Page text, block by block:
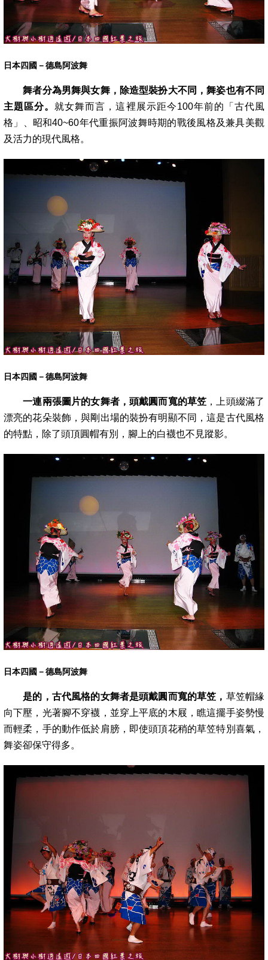
日本四國－德島阿波舞
舞者分為男舞與女舞，除造型裝扮大不同，舞姿也有不同
主題區分。 就女舞而言，這裡展示距今100年前的「古代風
格」、昭和40~60年代重振阿波舞時期的戰後風格及兼具美觀
及活力的現代風格。
日本四國－德島阿波舞
一連兩張圖片的女舞者，頭戴圓而寬的草笠 ，上頭綴滿了
漂亮的花朵裝飾，與剛出場的裝扮有明顯不同，這是古代風格
的特點，除了頭頂圓帽有別，腳上的白襪也不見蹤影。
日本四國－德島阿波舞
是的，古代風格的女舞者是頭戴圓而寬的草笠， 草笠帽緣
向下壓，光著腳不穿襪，並穿上平底的木屐，瞧這擺手姿勢慢
而輕柔，手的動作低於肩膀，即使頭頂花稍的草笠特別喜氣，
舞姿卻保守得多。